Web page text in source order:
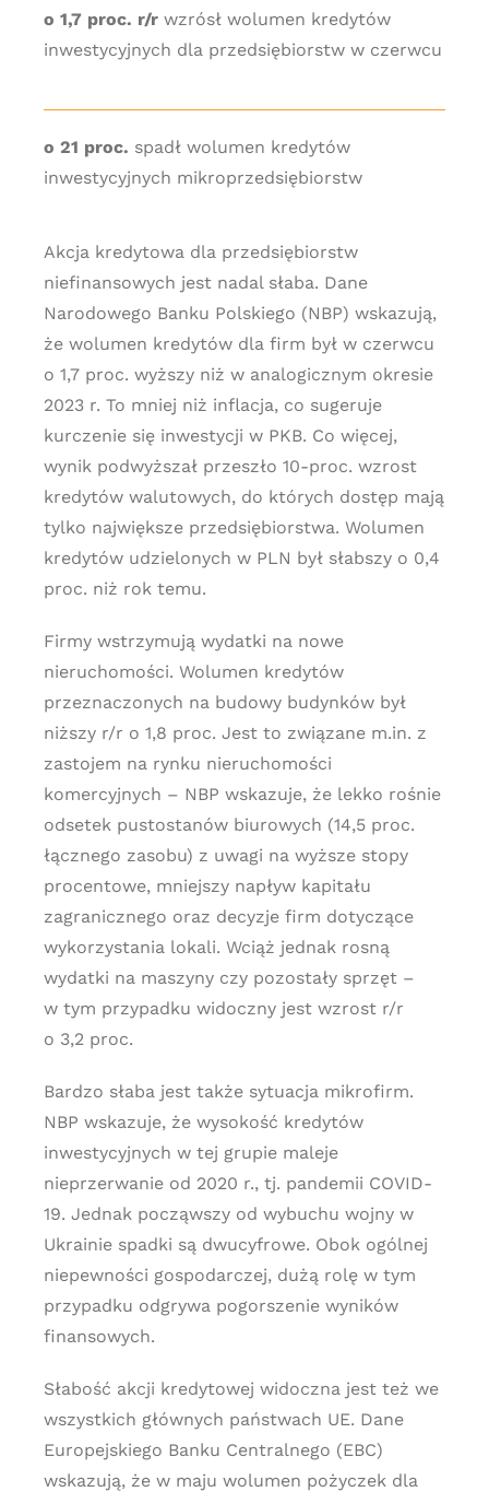
o 1,7 proc. r/rwzrósł wolumen kredytów
inwestycyjnych dla przedsiębiorstw w czerwcu
o 21 proc. spadł wolumen kredytów
inwestycyjnych mikroprzedsiębiorstw
Akcja kredytowa dla przedsiębiorstw
niefinansowych jest nadal słaba. Dane
Narodowego Banku Polskiego (NBP) wskazują,
że wolumen kredytów dla firm był w czerwcu
o 1,7 proc. wyższy niż w analogicznym okresie
2023 r. To mniej niż inflacja, co sugeruje
kurczenie się inwestycji w PKB. Co więcej,
wynik podwyższał przeszło 10-proc. wzrost
kredytów walutowych, do których dostęp mają
tylko największe przedsiębiorstwa. Wolumen
kredytów udzielonych w PLN był słabszy o 0,4
proc. niż rok temu.
Firmy wstrzymują wydatki na nowe
nieruchomości. Wolumen kredytów
przeznaczonych na budowy budynków był
niższy r/r o 1,8 proc. Jest to związane m.in. z
zastojem na rynku nieruchomości
komercyjnych – NBP wskazuje, że lekko rośnie
odsetek pustostanów biurowych (14,5 proc.
łącznego zasobu) z uwagi na wyższe stopy
procentowe, mniejszy napływ kapitału
zagranicznego oraz decyzje firm dotyczące
wykorzystania lokali. Wciąż jednak rosną
wydatki na maszyny czy pozostały sprzęt –
w tym przypadku widoczny jest wzrost r/r
o 3,2 proc.
Bardzo słaba jest także sytuacja mikrofirm.
NBP wskazuje, że wysokość kredytów
inwestycyjnych w tej grupie maleje
nieprzerwanie od 2020 r., tj. pandemii COVID-
19. Jednak począwszy od wybuchu wojny w
Ukrainie spadki są dwucyfrowe. Obok ogólnej
niepewności gospodarczej, dużą rolę w tym
przypadku odgrywa pogorszenie wyników
finansowych.
Słabość akcji kredytowej widoczna jest też we
wszystkich głównych państwach UE. Dane
Europejskiego Banku Centralnego (EBC)
wskazują, że w maju wolumen pożyczek dla